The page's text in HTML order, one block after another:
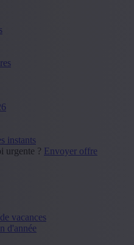
instants
urgente ? Envoyer offre
vacances
d'année